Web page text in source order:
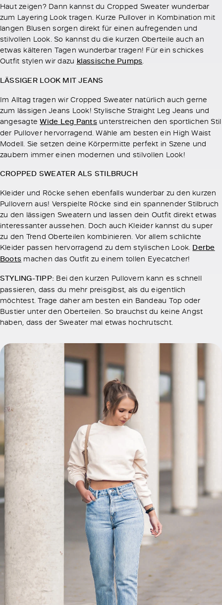
Haut zeigen? Dann kannst du Cropped Sweater wunderbar
zum Layering Look tragen. Kurze Pullover in Kombination mit
langen Blusen sorgen direkt für einen aufregenden und
stilvollen Look. So kannst du die kurzen Oberteile auch an
etwas kälteren Tagen wunderbar tragen! Für ein schickes
Outfit stylen wir dazu klassische Pumps.
LÄSSIGER LOOK MIT JEANS
Im Alltag tragen wir Cropped Sweater natürlich auch gerne
zum lässigen Jeans Look! Stylische Straight Leg Jeans und
angesagteWide Leg Pantsunterstreichen den sportlichen Stil
der Pullover hervorragend. Wähle am besten ein High Waist
Modell. Sie setzen deine Körpermitte perfekt in Szene und
zaubern immer einen modernen und stilvollen Look!
CROPPED SWEATER ALS STILBRUCH
Kleider und Röcke sehen ebenfalls wunderbar zu den kurzen
Pullovern aus! Verspielte Röcke sind ein spannender Stilbruch
zu den lässigen Sweatern und lassen dein Outfit direkt etwas
interessanter aussehen. Doch auch Kleider kannst du super
zu den Trend Oberteilen kombinieren. Vor allem schlichte
Kleider passen hervorragend zu dem stylischen Look. Derbe
Boots machen das Outfit zu einem tollen Eyecatcher!
STYLING-TIPP: Bei den kurzen Pullovern kann es schnell
passieren, dass du mehr preisgibst, als du eigentlich
möchtest. Trage daher am besten ein Bandeau Top oder
Bustier unter den Oberteilen. So brauchst du keine Angst
haben, dass der Sweater mal etwas hochrutscht.